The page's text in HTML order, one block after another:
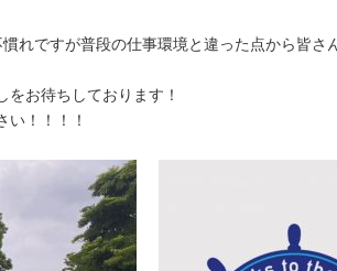
慣れですが普段の仕事環境と違った点から皆
をお待ちしております！
い！！！！